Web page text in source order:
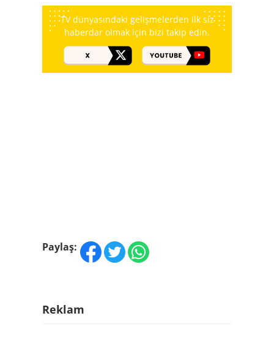
TV dünyasındaki gelişmelerden ilk siz
haberdar olmak için bizi takip edin.
Paylaş:
Reklam